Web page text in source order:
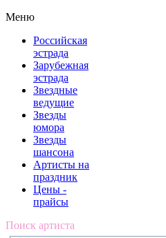
Меню
Российская
эстрада
Зарубежная
эстрада
Звездные
ведущие
Звезды
юмора
Звезды
шансона
Артисты на
праздник
Цены -
прайсы
Поиск артиста